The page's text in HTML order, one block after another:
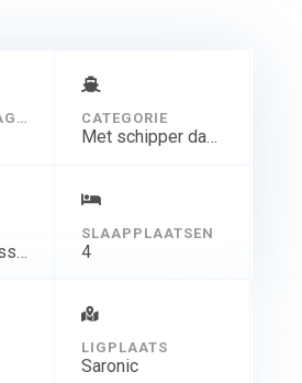
AANTAL PASSAGIERS CATEGORIE
Met schipper dagtocht
Niet van toepassing
SLAAPPLAATSEN
4
LIGPLAATS
Saronic